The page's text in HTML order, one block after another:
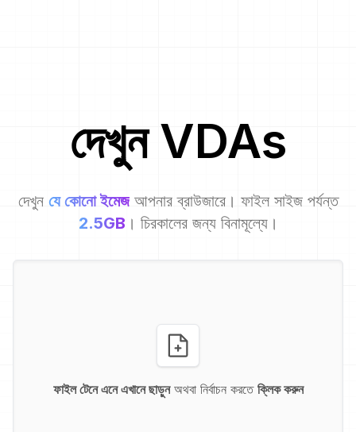
দেখুন VDAs
দেখুন যে কোনো ইমেজ আপনার ব্রাউজারে। ফাইল সাইজ পর্যন্ত
2.5GB । চিরকালের জন্য বিনামূল্যে।
ফাইল টেনে এনে এখানে ছাড়ুনঅথবা নির্বাচন করতে ক্লিক করুন